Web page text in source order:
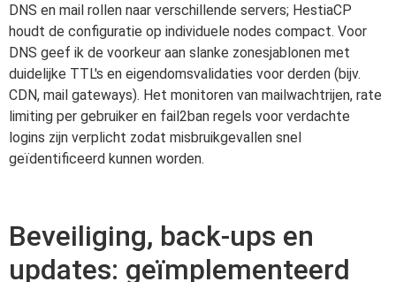
DNS en mail rollen naar verschillende servers; HestiaCP
houdt de configuratie op individuele nodes compact. Voor
DNS geef ik de voorkeur aan slanke zonesjablonen met
duidelijke TTL's en eigendomsvalidaties voor derden (bijv.
CDN, mail gateways). Het monitoren van mailwachtrijen, rate
limiting per gebruiker en fail2ban regels voor verdachte
logins zijn verplicht zodat misbruikgevallen snel
geïdentificeerd kunnen worden.
Beveiliging, back-ups en
updates: geïmplementeerd